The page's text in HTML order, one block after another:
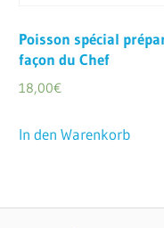
Poisson spécial
façon du Chef
18,00€
In den Warenkorb